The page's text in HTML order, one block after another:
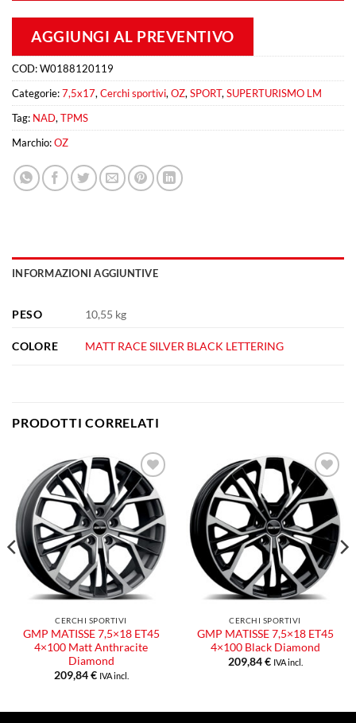
AGGIUNGI AL PREVENTIVO
COD:W0188120119
Categorie:7,5x17,Cerchi sportivi,OZ,SPORT,SUPERTURISMO LM
Tag: NAD,TPMS
Marchio:OZ
INFORMAZIONI AGGIUNTIVE
PESO 10,55 kg
COLORE MATT RACE SILVER BLACK LETTERING
PRODOTTI CORRELATI
Aggiungi
alla lista
dei
desideri
CERCHI SPORTIVI
GMP MATISSE 7,5×18 ET45
4×100 Matt Anthracite
Diamond
209,84€ IVA incl.
Aggiungi
alla lista
dei
desideri
CERCHI SPORTIVI
GMP MATISSE 7,5×18 ET45
4×100 Black Diamond
209,84€ IVA incl.